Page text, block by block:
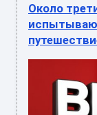
Около